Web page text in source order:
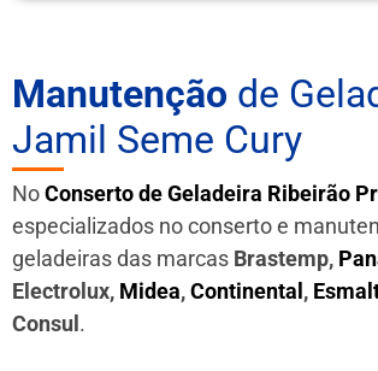
Manutenção de
Jamil Seme Cury
NoConserto de Geladeira Ribeirão
especializados no conserto e
geladeiras das marcas Brastemp,
Electrolux, Midea,Continental,
Consul.